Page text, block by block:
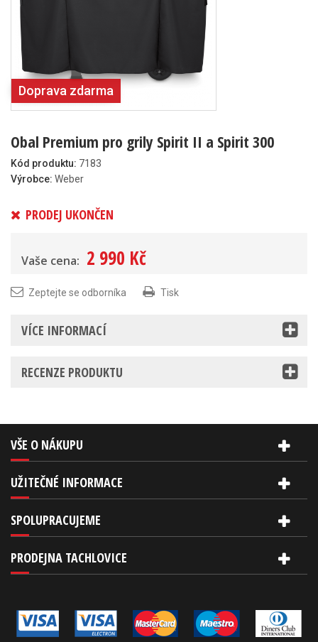
Doprava zdarma
Obal Premium pro grily Spirit II a Spirit 300
Kód produktu: 7183
Výrobce: Weber
PRODEJ UKONČEN
Vaše cena: 2 990 Kč
Zeptejte se odborníka Tisk
VÍCE INFORMACÍ
RECENZE PRODUKTU
VŠE O NÁKUPU
UŽITEČNÉ INFORMACE
SPOLUPRACUJEME
PRODEJNA TACHLOVICE